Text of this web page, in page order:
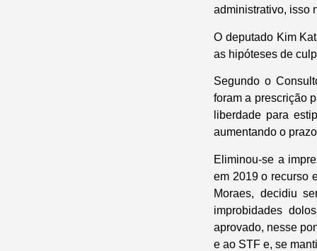
administrativo, isso
O deputado Kim
as hipóteses de
Segundo o
foram a prescrição
liberdade para
aumentando o
Eliminou-se a
em 2019 o recurso
Moraes, decidiu
improbidades
aprovado, nesse
e ao STF e, se